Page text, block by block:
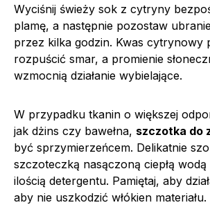
Wyciśnij świeży sok z cytryny
plamę, a następnie pozostaw
przez kilka godzin. Kwas cytrynowy
rozpuścić smar, a promienie
wzmocnią działanie wybielające.
W przypadku tkanin o większej
jak dżins czy bawełna, szczotka do
być sprzymierzeńcem. Delikatnie
szczoteczką nasączoną ciepłą wodą
ilością detergentu. Pamiętaj, aby
aby nie uszkodzić włókien materiału.